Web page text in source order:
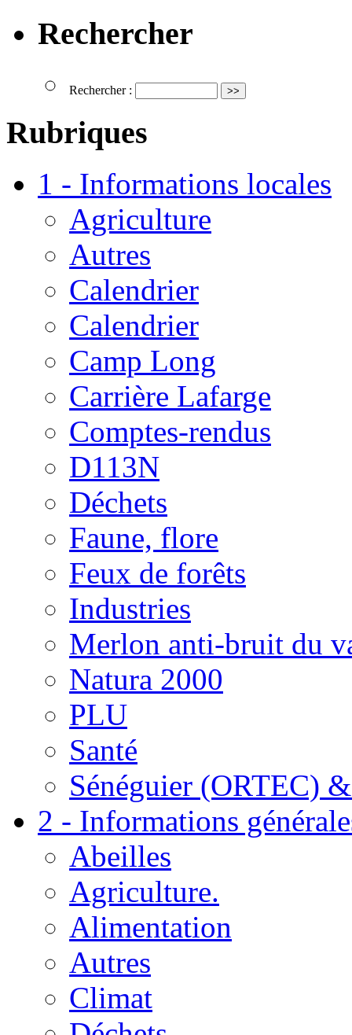
Rechercher
Rechercher :
Rubriques
1 - Informations locales
Agriculture
Autres
Calendrier
Calendrier
Camp Long
Carrière Lafarge
Comptes-rendus
D113N
Déchets
Faune, flore
Feux de forêts
Industries
Merlon anti-bruit du
Natura 2000
PLU
Santé
Sénéguier (ORTEC)
2 - Informations
Abeilles
Agriculture.
Alimentation
Autres
Climat